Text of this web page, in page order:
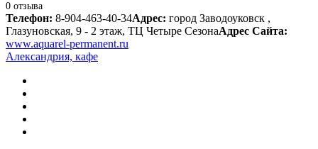
0 отзыва
Телефон: 8-904-463-40-34Адрес: город Заводоуковск ,
Глазуновская, 9 - 2 этаж, ТЦ Четыре СезонаАдрес Сайта:
www.aquarel-permanent.ru
Александрия, кафе